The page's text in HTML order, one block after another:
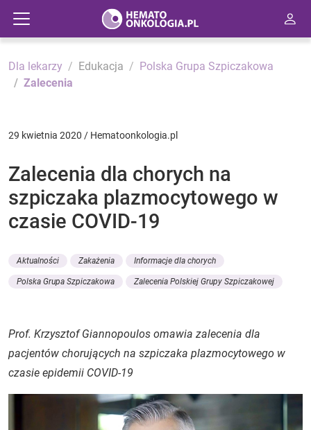
Dla lekarzy Edukacja
Polska Grupa Szpiczakowa
Zalecenia
29 kwietnia 2020 / Hematoonkologia.pl
Zalecenia dla chorych na
szpiczaka plazmocytowego w
czasie COVID-19
Aktualności Zakażenia Informacje dla chorych
Polska Grupa Szpiczakowa Zalecenia Polskiej Grupy Szpiczakowej
Prof. Krzysztof Giannopoulos omawia zalecenia dla
pacjentów chorujących na szpiczaka plazmocytowego w
czasie epidemii COVID-19